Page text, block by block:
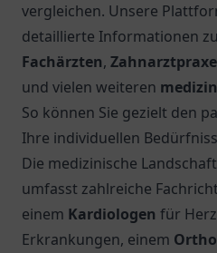
vergleichen. Unsere
detaillierte Informationen zu
Fachärzten,
und vielen weiteren
So können Sie gezielt den
Ihre individuellen
Die medizinische
umfasst zahlreiche
einem Kardiologen für
Erkrankungen, einem